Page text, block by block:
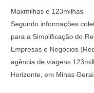
Maxmilhas e 123milhas
Segundo informações
para a Simplificação do
Empresas e Negócios
agência de viagens
Horizonte, em Minas